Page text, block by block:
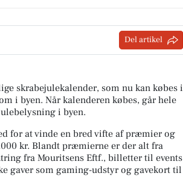
Del artikel
skrabejulekalender, som nu kan købes i
i byen. Når kalenderen købes, går hele
i byen.
for at vinde en bred vifte af præmier og
kr. Blandt præmierne er der alt fra
fra Mouritsens Eftf., billetter til events
gaver som gaming-udstyr og gavekort til